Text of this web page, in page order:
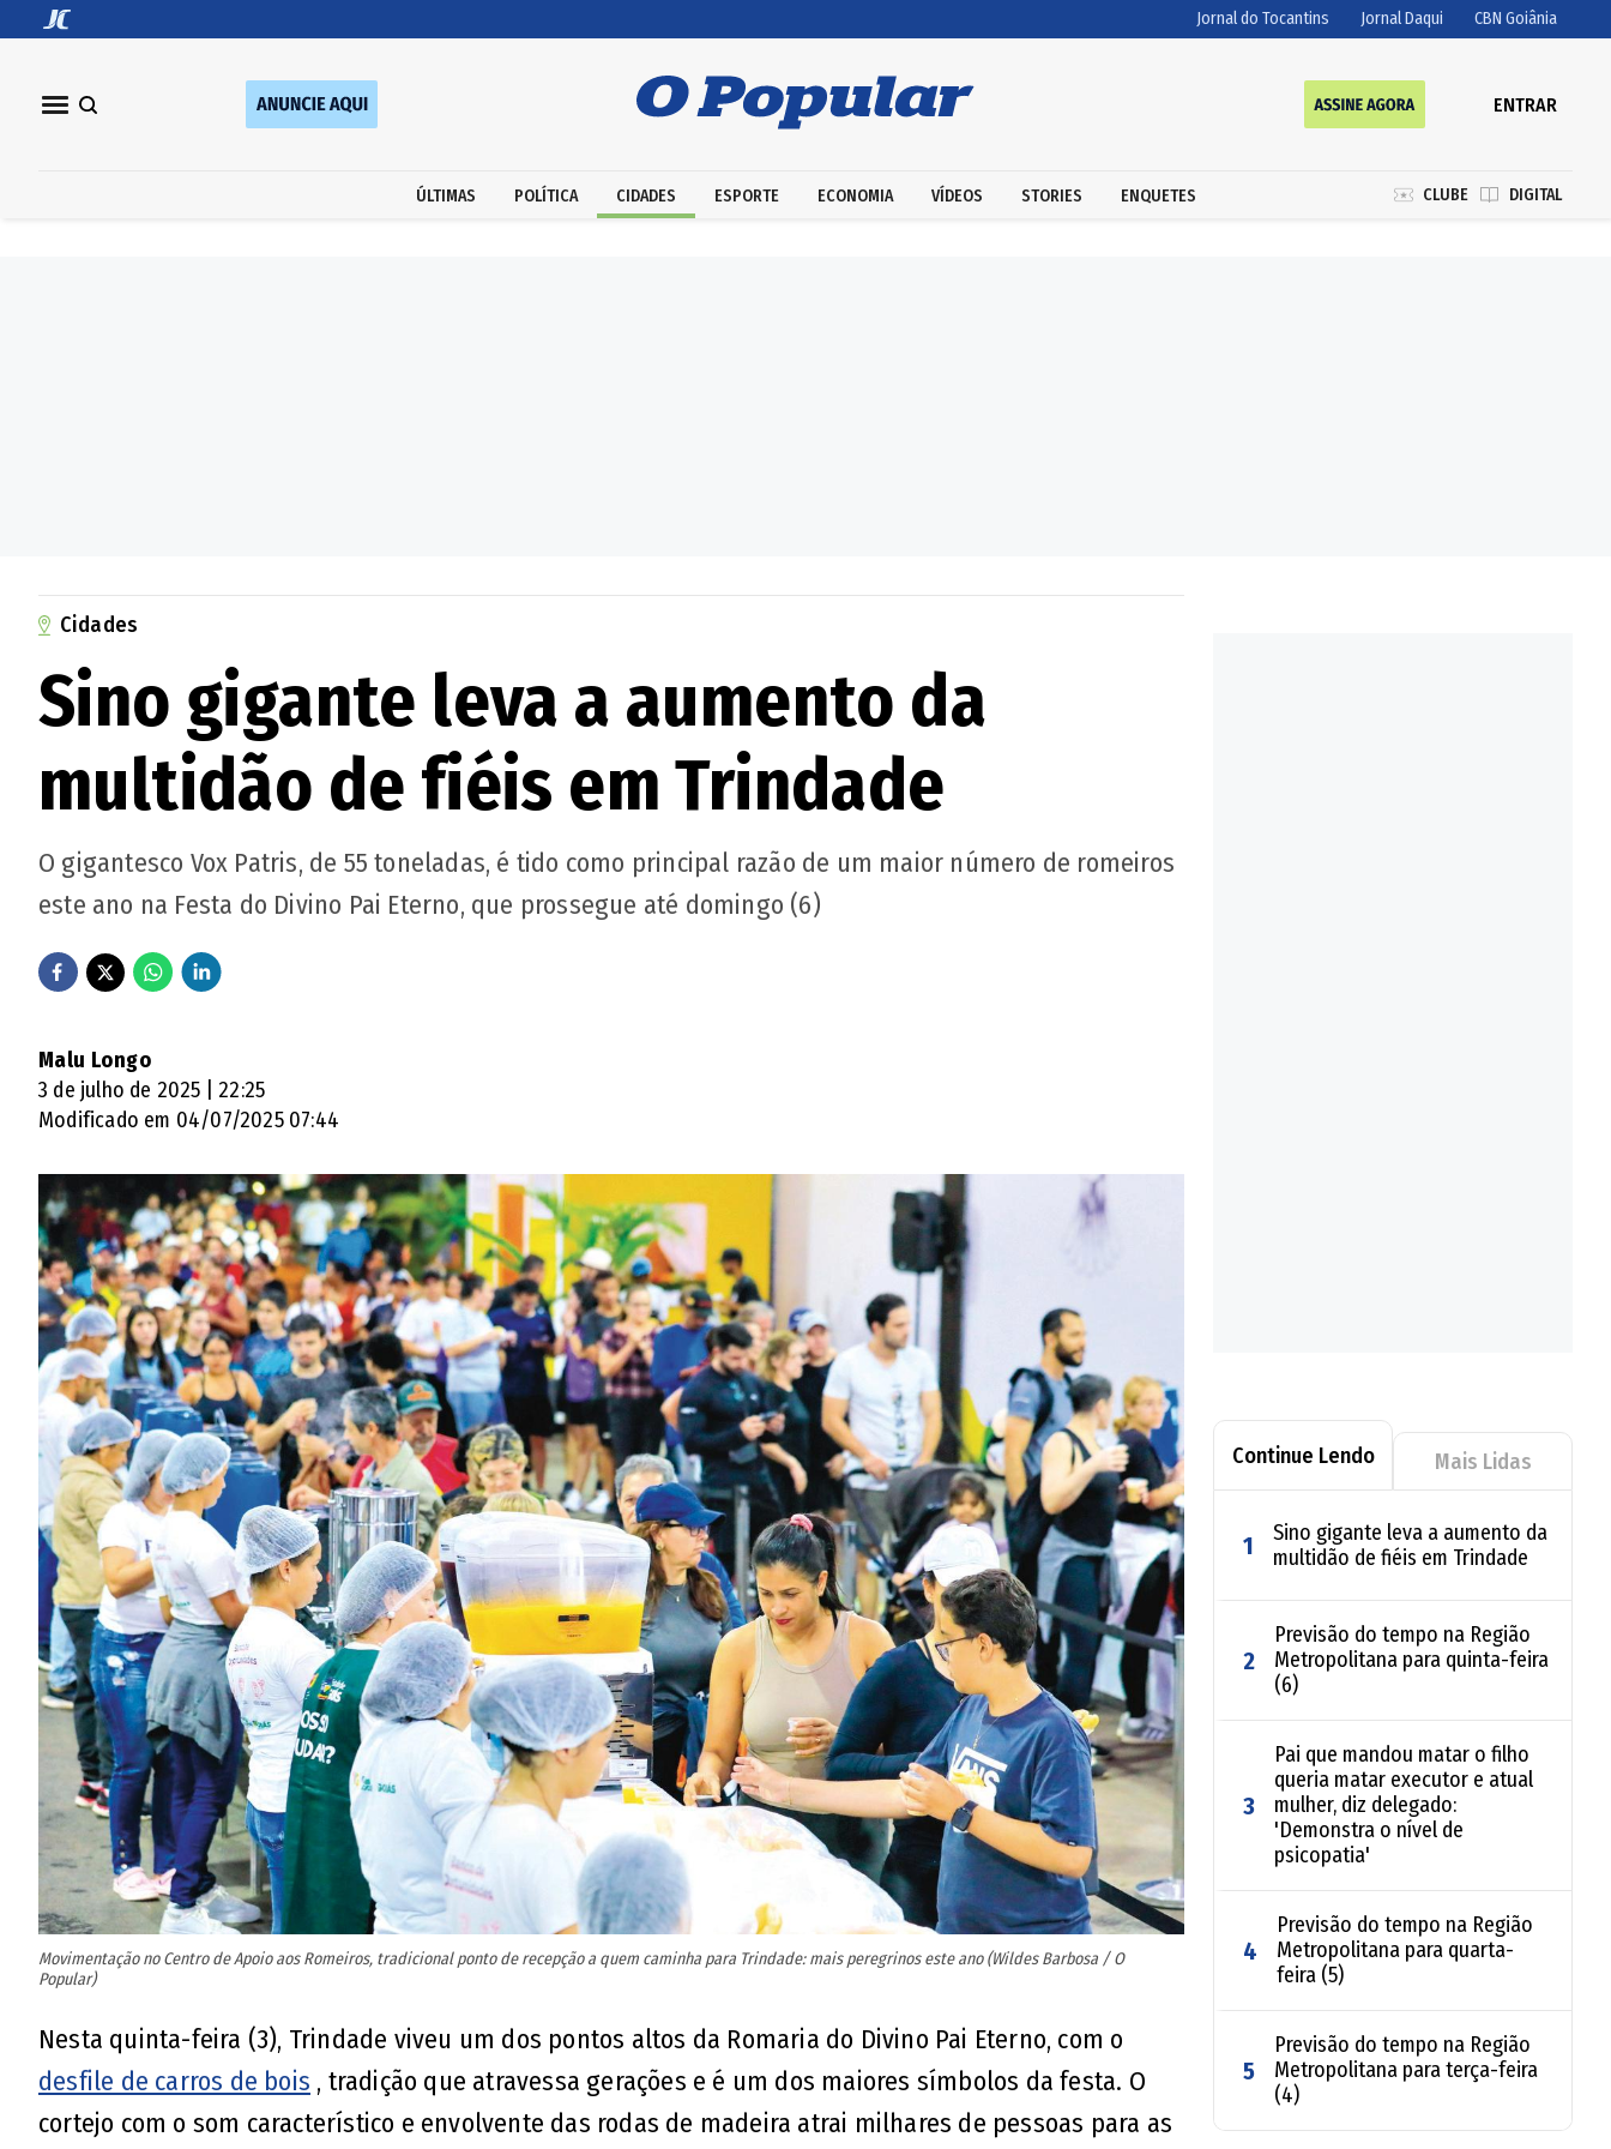
Jornal do Tocantins Jornal Daqui CBN Goiânia
ENTRAR
ÚLTIMAS POLÍTICA CIDADES ESPORTE ECONOMIA VÍDEOS STORIES ENQUETES CLUBE DIGITAL
Cidades
Sino gigante leva a aumento da
multidão de fiéis em Trindade
O gigantesco Vox Patris, de 55 toneladas, é tido como principal razão de um maior número de romeiros
este ano na Festa do Divino Pai Eterno, que prossegue até domingo (6)
Malu Longo
3 de julho de 2025 | 22:25
Modificado em 04/07/2025 07:44
Movimentação no Centro de Apoio aos Romeiros, tradicional ponto de recepção a quem caminha para Trindade: mais peregrinos este ano (Wildes Barbosa / O
Popular)
Nesta quinta-feira (3), Trindade viveu um dos pontos altos da Romaria do Divino Pai Eterno, com o
desfile de carros de bois , tradição que atravessa gerações e é um dos maiores símbolos da festa. O
cortejo com o som característico e envolvente das rodas de madeira atrai milhares de pessoas para as
Continue Lendo Mais Lidas
1
Sino gigante leva a aumento da
multidão de fiéis em Trindade
2
Previsão do tempo na Região
Metropolitana para quinta-feira
(6)
3
Pai que mandou matar o filho
queria matar executor e atual
mulher, diz delegado:
'Demonstra o nível de
psicopatia'
4
Previsão do tempo na Região
Metropolitana para quarta-
feira (5)
5
Previsão do tempo na Região
Metropolitana para terça-feira
(4)